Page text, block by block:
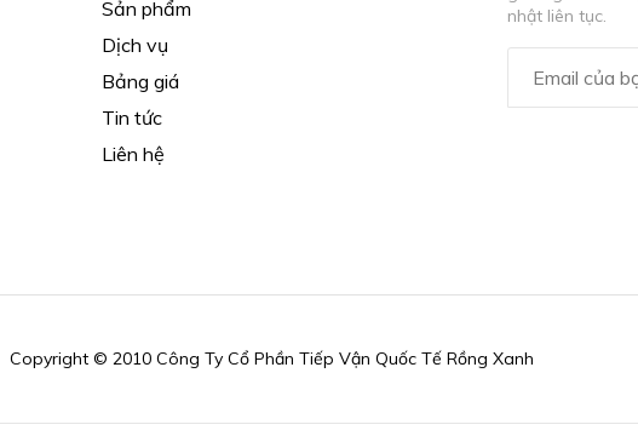
Sản phẩm
Dịch vụ
Bảng giá
Tin tức
Liên hệ
nhật liên tục.
Copyright © 2010 Công Ty Cổ Phần Tiếp Vận Quốc Tế Rồng Xanh